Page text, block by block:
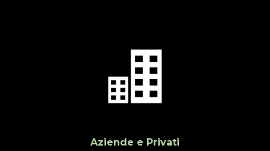
Aziende e Privati